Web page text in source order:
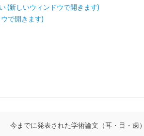
(新しいウィンドウで開きます)
で開きます)
今までに発表された学術論文（耳・目・歯）